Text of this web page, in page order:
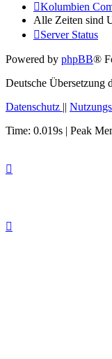
Kolumbien
Alle Zeiten sind
Server Status
Powered by phpBB®
Deutsche Übersetzung
Datenschutz ||
Time: 0.019s | Peak